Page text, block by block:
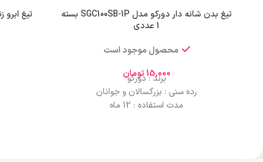
تیغ بدن شانه دار دورکو مدل SGC100SB-1P بسته
1 عددی
محصول موجود است
15,000تومان
برند : دورکو
رده سنی : بزرگسالان و جوانان
مدت استفاده : 12 ماه